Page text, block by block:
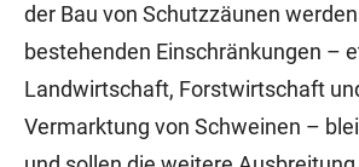
der Bau von Schutzzäunen
bestehenden Einschränkungen –
Landwirtschaft, Forstwirtschaft
Vermarktung von Schweinen –